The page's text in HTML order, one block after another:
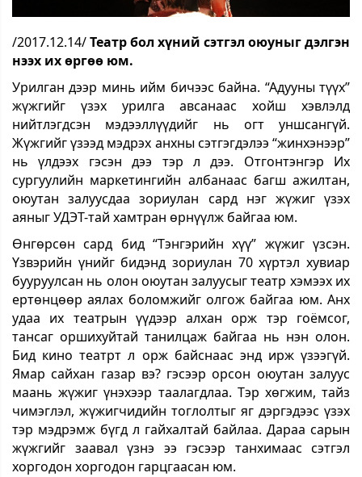
/2017.12.14/Театр бол хүний сэтгэл оюуныг дэлгэн
нээх их өргөө юм.
Урилган дээр минь ийм бичээс байна. “Адууны түүх”
жүжгийг үзэх урилга авсанаас хойш хэвлэлд
нийтлэгдсэн мэдээллүүдийг нь огт уншсангүй.
Жүжгийг үзээд мэдрэх анхны сэтгэгдэлээ “жинхэнээр”
нь үлдээх гэсэн дээ тэр л дээ. Отгонтэнгэр Их
сургуулийн маркетингийн албанаас багш ажилтан,
оюутан залуусдаа зориулан сард нэг жүжиг үзэх
аяныг УДЭТ-тай хамтран өрнүүлж байгаа юм.
Өнгөрсөн сард бид “Тэнгэрийн хүү” жүжиг үзсэн.
Үзвэрийн үнийг бидэнд зориулан 70 хүртэл хувиар
бууруулсан нь олон оюутан залуусыг театр хэмээх их
ертөнцөөр аялах боломжийг олгож байгаа юм. Анх
удаа их театрын үүдээр алхан орж тэр гоёмсог,
тансаг оршихуйтай танилцаж байгаа нь нэн олон.
Бид кино театрт л орж байснаас энд ирж үзээгүй.
Ямар сайхан газар вэ? гэсээр орсон оюутан залуус
маань жүжиг үнэхээр таалагдлаа. Тэр хөгжим, тайз
чимэглэл, жүжигчидийн тоглолтыг яг дэргэдээс үзэх
тэр мэдрэмж бүгд л гайхалтай байлаа. Дараа сарын
жүжгийг заавал үзнэ ээ гэсээр танхимаас сэтгэл
хоргодон хоргодон гарцгаасан юм.